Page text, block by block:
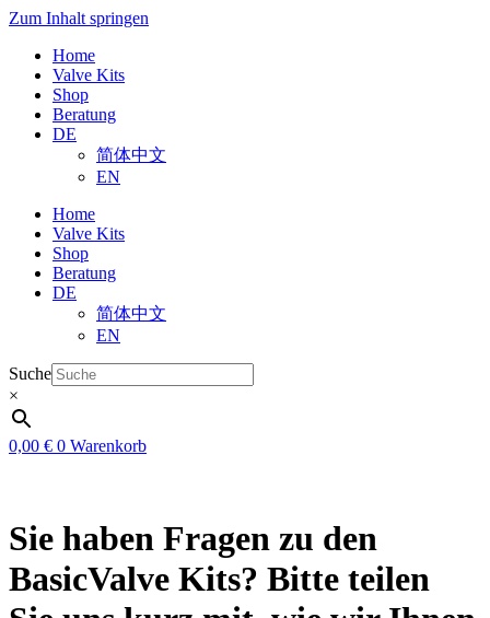
Zum Inhalt springen
Home
Valve Kits
Shop
Beratung
DE
简体中文
EN
Home
Valve Kits
Shop
Beratung
DE
简体中文
EN
Suche
×
0,00 € 0 Warenkorb
Sie haben Fragen zu den
BasicValve Kits? Bitte teilen